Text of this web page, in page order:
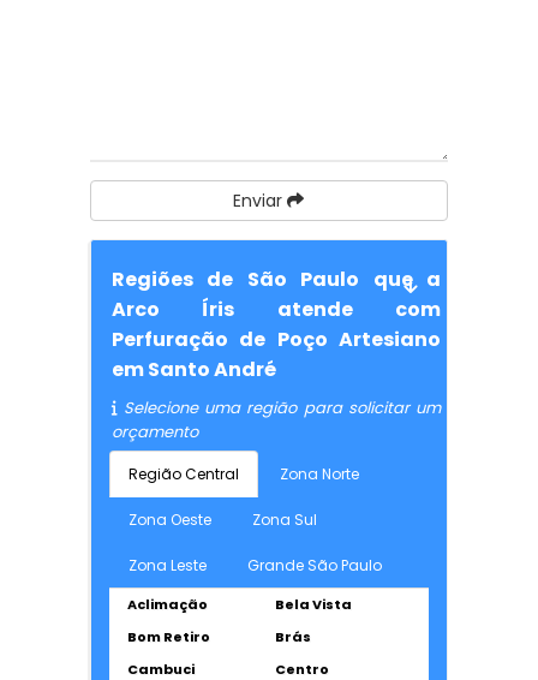
Enviar
Regiões de São Paulo que a
Arco Íris atende com
Perfuração de Poço Artesiano
em Santo André
Selecione uma região para solicitar um
orçamento
Região Central Zona Norte
Zona Oeste Zona Sul
Zona Leste Grande São Paulo
Aclimação
Bela Vista
Bom Retiro
Brás
Cambuci
Centro